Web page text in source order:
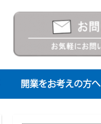
開業をお考えの方へ